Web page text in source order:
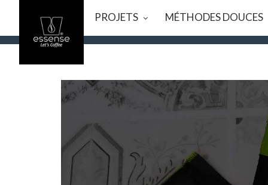
PROJETS MÉTHODES DOUCES
VACANCES D’ÉTÉ_ NOUS FAISONS UNE PAUSE DU 7/